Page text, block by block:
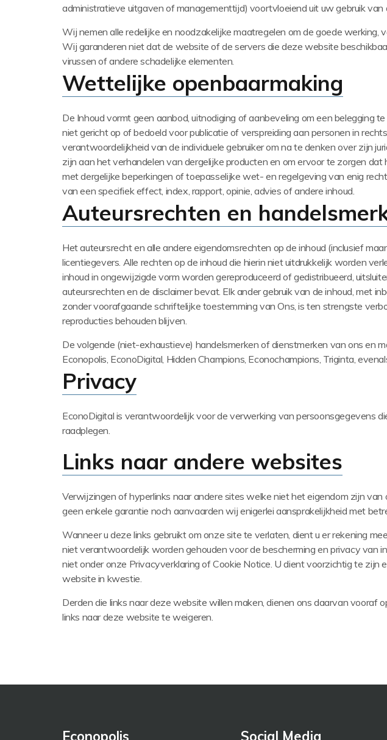
administratieve uitgaven of managementtijd) voortvloeiend uit uw gebruik
Wij nemen alle redelijke en noodzakelijke maatregelen om de goede
Wij garanderen niet dat de website of de servers die deze website
virussen of andere schadelijke elementen.
Wettelijke openbaarmaking
De Inhoud vormt geen aanbod, uitnodiging of aanbeveling om een
niet gericht op of bedoeld voor publicatie of verspreiding aan personen in
verantwoordelijkheid van de individuele gebruiker om na te denken over zijn
zijn aan het verhandelen van dergelijke producten en om ervoor te zorgen
met dergelijke beperkingen of toepasselijke wet- en regelgeving van enig
van een specifiek effect, index, rapport, opinie, advies of andere inhoud.
Auteursrechten en
Hetauteursrechten alle andere eigendomsrechten op de inhoud (inclusiefmaar
licentiegevers. Alle rechten op de inhoud die hierin niet uitdrukkelijk worden
inhoud in ongewijzigde vorm worden gereproduceerd of gedistribueerd,
auteursrechten en de disclaimer bevat. Elk ander gebruik van de inhoud, met
zonder voorafgaande schriftelijke toestemming van Ons, is ten strengste
reproducties behouden blijven.
De volgende (niet-exhaustieve) handelsmerken of dienstmerken van ons en
Econopolis, EconoDigital, Hidden Champions, Econochampions, Triginta,
Privacy
EconoDigital is verantwoordelijk voor de verwerking van persoonsgegevens
raadplegen.
Links naar andere websites
Verwijzingen of hyperlinks naar andere sites welke niet het eigendom zijn
geen enkele garantie noch aanvaarden wij enigerlei aansprakelijkheid met
Wanneer u deze links gebruikt om onze site te verlaten, dient u er rekening
niet verantwoordelijk worden gehouden voor de bescherming en privacy van
niet onder onze Privacyverklaring of Cookie Notice. U dient voorzichtig te zijn
website in kwestie.
Derden die links naar deze website willen maken, dienen ons daarvan vooraf
links naar deze website te weigeren.
Econopolis Social Media